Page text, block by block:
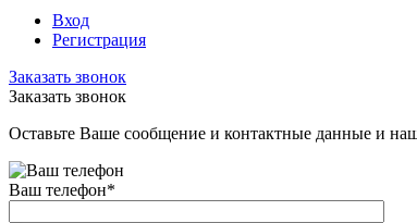
Вход
Регистрация
Заказать звонок
Заказать звонок
Оставьте Ваше сообщение и контактные данные и
Ваш телефон*